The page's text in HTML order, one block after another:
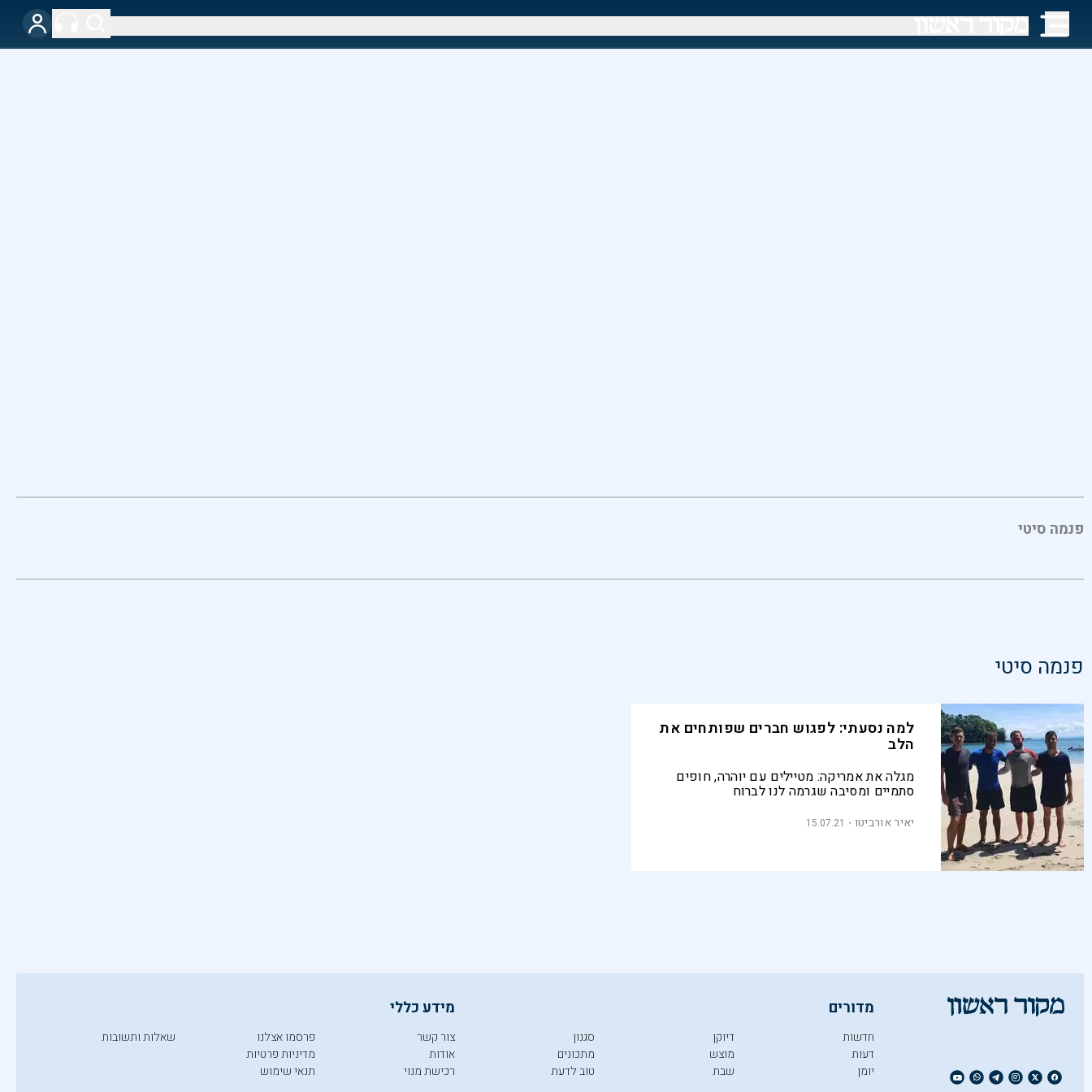
פנמה סיטי
פנמה סיטי
למה נסעתי: לפגוש חברים שפותחים את
הלב
מגלה את אמריקה: מטיילים עם יוהרה, חופים
סתמיים ומסיבה שגרמה לנו לברוח
יאיר אורביטו 15.07.21
מדורים
חדשות
דעות
יומן
דיוקן
מוצש
שבת
סגנון
מתכונים
טוב לדעת
מידע כללי
צור קשר
אודות
רכישת מנוי
פרסמו אצלנו
מדיניות פרטיות
תנאי שימוש
שאלות ותשובות